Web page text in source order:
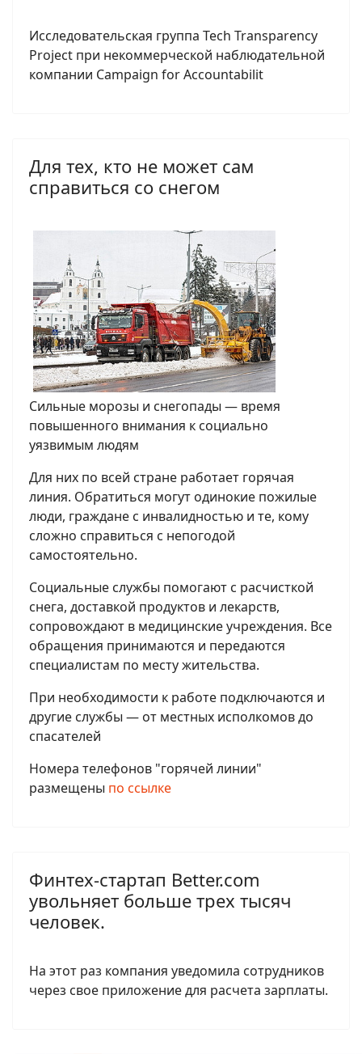
Исследовательская группа Tech Transparency
Project при некоммерческой наблюдательной
компании Campaign for Accountabilit
Для тех, кто не может сам
справиться со снегом
Сильные морозы и снегопады — время
повышенного внимания к социально
уязвимым людям
Для них по всей стране работает горячая
линия. Обратиться могут одинокие пожилые
люди, граждане с инвалидностью и те, кому
сложно справиться с непогодой
самостоятельно.
Социальные службы помогают с расчисткой
снега, доставкой продуктов и лекарств,
сопровождают в медицинские учреждения. Все
обращения принимаются и передаются
специалистам по месту жительства.
При необходимости к работе подключаются и
другие службы — от местных исполкомов до
спасателей
Номера телефонов "горячей линии"
размещены по ссылке
Финтех-стартап Better.com
увольняет больше трех тысяч
человек.
На этот раз компания уведомила сотрудников
через свое приложение для расчета зарплаты.